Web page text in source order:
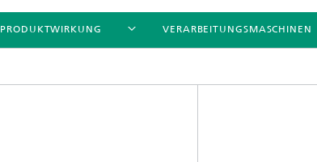
PRODUKTWIRKUNG VERARBEITUNGSMASCHINEN